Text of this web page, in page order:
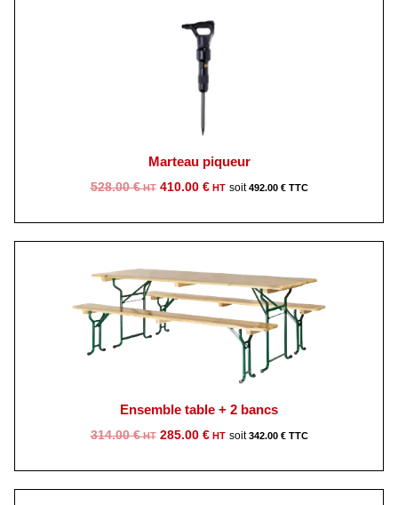
Marteau piqueur
528.00€
Le
528.00 €.
410.00 €
Le
410.00 €.
492.00 €
Ensemble table + 2 bancs
314.00€
Le
285.00 €
Le
342.00 €